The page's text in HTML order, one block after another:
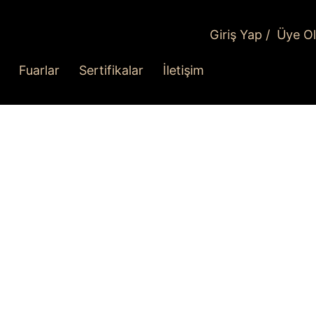
Fuarlar Sertifikalar İletişim
Giriş Yap / Üye Ol